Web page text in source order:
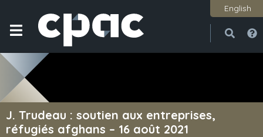
English
J. Trudeau : soutien aux entreprises,
réfugiés afghans – 16 août 2021